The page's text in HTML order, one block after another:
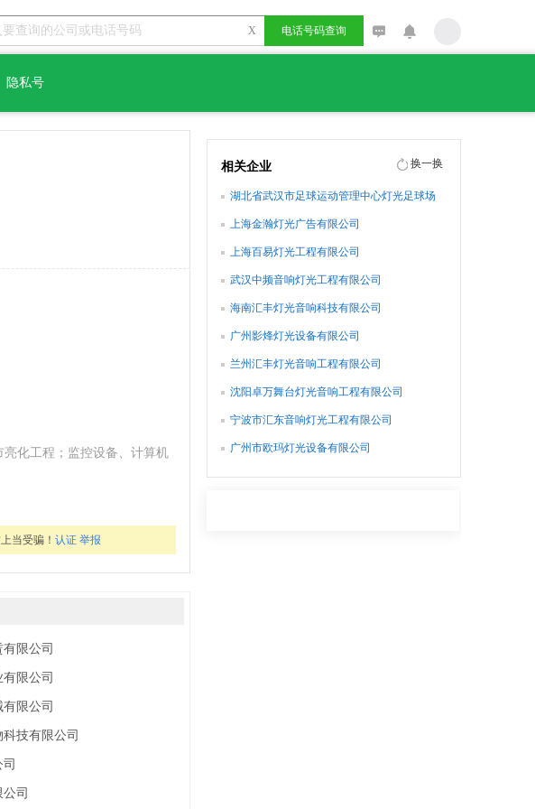
X 电话号码查询
隐私号
化工程；监控设备、计算机
当受骗！ 认证 举报
限公司
限公司
限公司
技有限公司
司
相关企业 换一换
湖北省武汉市足球运动管理中心灯光足球场
上海金瀚灯光广告有限公司
上海百易灯光工程有限公司
武汉中频音响灯光工程有限公司
海南汇丰灯光音响科技有限公司
广州影烽灯光设备有限公司
兰州汇丰灯光音响工程有限公司
沈阳卓万舞台灯光音响工程有限公司
宁波市汇东音响灯光工程有限公司
广州市欧玛灯光设备有限公司